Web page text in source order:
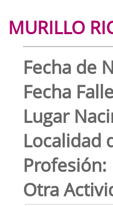
MURILLO
Fecha de
Fecha
Lugar
Localidad
Profesión:
Otra